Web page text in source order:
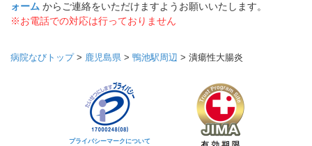
ォーム からご連絡をいただけますようお願いいたします。
※お電話での対応は行っておりません
病院なびトップ> 鹿児島県 > 鴨池駅周辺 > 潰瘍性大腸炎
プライバシーマークについて